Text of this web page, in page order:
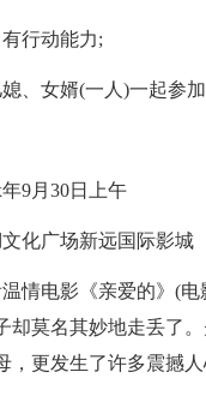
行动能力;
、女婿(一人)一起参加
9月30日上午
化广场新远国际影城
情电影《亲爱的》(
却莫名其妙地走丢了
，更发生了许多震撼人